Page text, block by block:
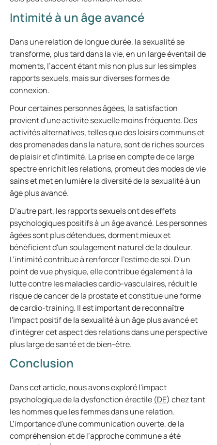
Intimité à un âge avancé
Dans une relation de longue durée, la sexualité se
transforme, plus tard dans la vie, en un large éventail de
moments, l’accent étant mis non plus sur les simples
rapports sexuels, mais sur diverses formes de
connexion.
Pour certaines personnes âgées, la satisfaction
provient d'une activité sexuelle moins fréquente. Des
activités alternatives, telles que des loisirs communs et
des promenades dans la nature, sont de riches sources
de plaisir et d'intimité. La prise en compte de ce large
spectre enrichit les relations, promeut des modes de vie
sains et met en lumière la diversité de la sexualité à un
âge plus avancé.
D’autre part, les rapports sexuels ont des effets
psychologiques positifs à un âge avancé. Les personnes
âgées sont plus détendues, dorment mieux et
bénéficient d'un soulagement naturel de la douleur.
L’intimité contribue à renforcer l'estime de soi. D'un
point de vue physique, elle contribue également à la
lutte contre les maladies cardio-vasculaires, réduit le
risque de cancer de la prostate et constitue une forme
de cardio-training. Il est important de reconnaître
l'impact positif de la sexualité à un âge plus avancé et
d'intégrer cet aspect des relations dans une perspective
plus large de santé et de bien-être.
Conclusion
Dans cet article, nous avons exploré l'impact
psychologique de la dysfonction érectile (DE) chez tant
les hommes que les femmes dans une relation.
L’importance d'une communication ouverte, de la
compréhension et de l’approche commune a été